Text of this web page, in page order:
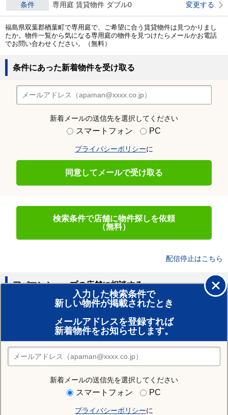
条件 専用庭 賃貸物件 ダブル0 変更する
福島県双葉郡楢葉町で専用庭で、ご希望に合う賃貸物件は見つかりまし
たか。物件一覧から気になる専用庭の物件を見つけたらメールかお電話
でお問い合わせください。（無料）
条件にあった新着物件を受け取る
新着メールの送信先を選択してください
スマートフォン PC
プライバシーポリシーに
同意してメールで受け取る
検索条件で店舗に物件探しを依頼
（無料）
配信停止はこちら
入力した検索条件で
新しい物件が掲載されたとき
メールアドレスを登録すれば
新着物件をお知らせします。
新着メールの送信先を選択してください
スマートフォン PC
プライバシーポリシーに
アパマンショップの店舗に相談する
賃貸のプロがお部屋探し！
おまかせ物件リクエスト
住みたい街の店舗を探す
店舗検索
住む街研究所で双葉郡楢葉町の情報を見る